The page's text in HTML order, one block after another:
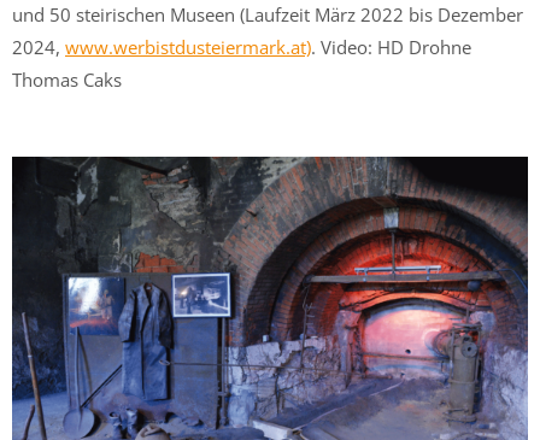
und 50 steirischen Museen (Laufzeit März 2022 bis Dezember
2024, www.werbistdusteiermark.at). Video: HD Drohne
Thomas Caks